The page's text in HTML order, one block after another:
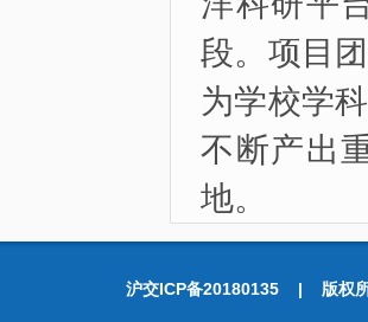
段。项目
为学校学
不断产出
地。
沪交ICP备20180135 | 版权所